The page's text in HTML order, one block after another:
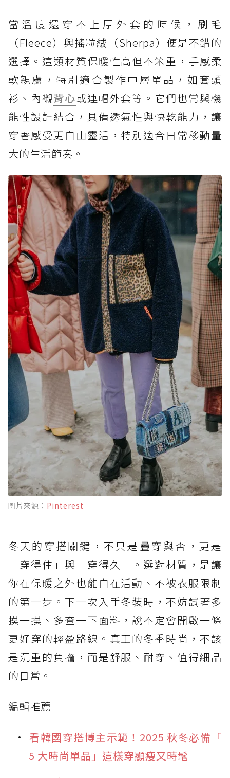
當溫度還穿不上厚外套的時候，刷毛
（Fleece）與搖粒絨（Sherpa）便是不錯的
選擇。這類材質保暖性高但不笨重，手感柔
軟親膚，特別適合製作中層單品，如套頭
衫、內襯背心或連帽外套等。它們也常與機
能性設計結合，具備透氣性與快乾能力，讓
穿著感受更自由靈活，特別適合日常移動量
大的生活節奏。
圖片來源： Pinterest
冬天的穿搭關鍵，不只是疊穿與否，更是
「穿得住」與「穿得久」。選對材質，是讓
你在保暖之外也能自在活動、不被衣服限制
的第一步。下一次入手冬裝時，不妨試著多
摸一摸、多查一下面料，說不定會開啟一條
更好穿的輕盈路線。真正的冬季時尚，不該
是沉重的負擔，而是舒服、耐穿、值得細品
的日常。
編輯推薦
看韓國穿搭博主示範！2025 秋冬必備「
5 大時尚單品」這樣穿顯瘦又時髦